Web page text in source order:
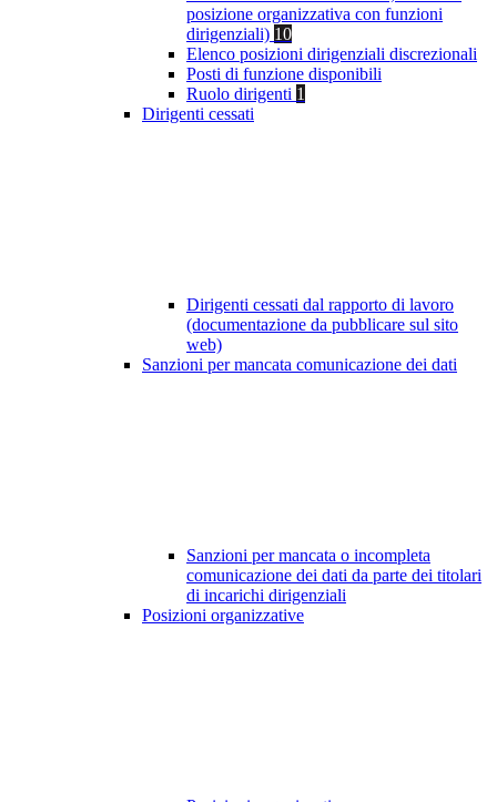
posizione organizzativa con funzioni
dirigenziali) 10
Elenco posizioni dirigenziali discrezionali
Posti di funzione disponibili
Ruolo dirigenti 1
Dirigenti cessati
Dirigenti cessati dal rapporto di lavoro
(documentazione da pubblicare sul sito
web)
Sanzioni per mancata comunicazione dei dati
Sanzioni per mancata o incompleta
comunicazione dei dati da parte dei titolari
di incarichi dirigenziali
Posizioni organizzative